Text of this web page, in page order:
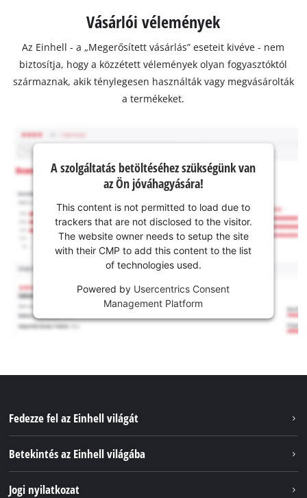
Vásárlói vélemények
Az Einhell - a „Megerősített vásárlás” eseteit kivéve - nem
biztosítja, hogy a közzétett vélemények olyan fogyasztóktól
származnak, akik ténylegesen használták vagy megvásárolták
a termékeket.
A szolgáltatás betöltéséhez szükségünk van
az Ön jóváhagyására!
This content is not permitted to load due to
trackers that are not disclosed to the visitor.
The website owner needs to setup the site
with their CMP to add this content to the list
of technologies used.
Powered by Usercentrics Consent
Management Platform
Fedezze fel az Einhell világát
Betekintés az Einhell világába
Jogi nyilatkozat